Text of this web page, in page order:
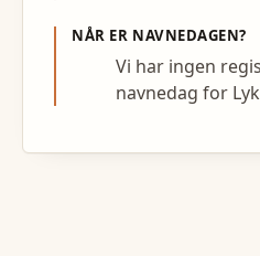
NÅR ER NAVNEDAGEN?
Vi har ingen
navnedag for